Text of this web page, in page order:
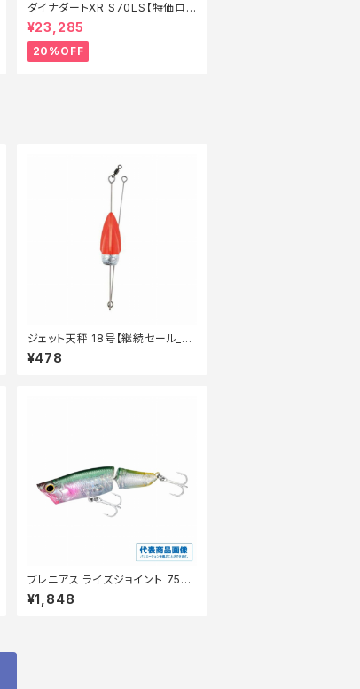
ダイナダートXR S70LS【特価ロッ
ド】【20】
¥23,285
20%OFF
ジェット天秤 18号【継続セール_仕
掛】
¥478
ブレニアス ライズジョイント 75F
XH-T75Y Tウォーターメロン001
¥1,848